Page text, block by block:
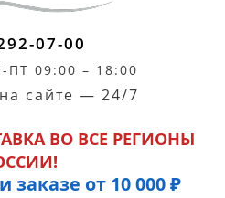
07-00
09:00 – 18:00
сайте — 24/7
ВО ВСЕ РЕГИОНЫ
заказе от 10 000 ₽